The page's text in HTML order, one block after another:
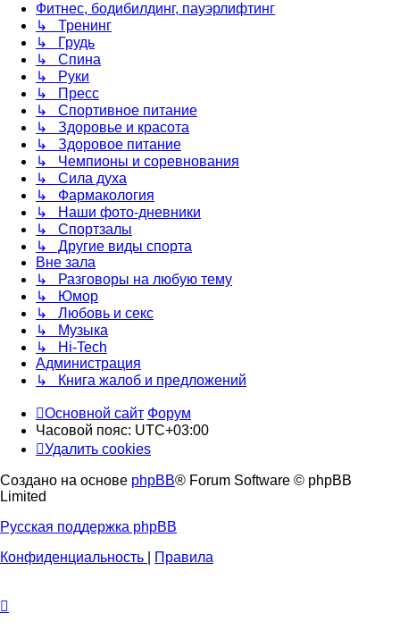
Фитнес, бодибилдинг, пауэрлифтинг
↳ Тренинг
↳ Грудь
↳ Спина
↳ Руки
↳ Пресс
↳ Спортивное питание
↳ Здоровье и красота
↳ Здоровое питание
↳ Чемпионы и соревнования
↳ Сила духа
↳ Фармакология
↳ Наши фото-дневники
↳ Спортзалы
↳ Другие виды спорта
Вне зала
↳ Разговоры на любую тему
↳ Юмор
↳ Любовь и секс
↳ Музыка
↳ Hi-Tech
Администрация
↳ Книга жалоб и предложений
Основной сайт Форум
Часовой пояс: UTC+03:00
Удалить cookies
Создано на основе phpBB® Forum Software © phpBB
Limited
Русская поддержка phpBB
Конфиденциальность
Правила